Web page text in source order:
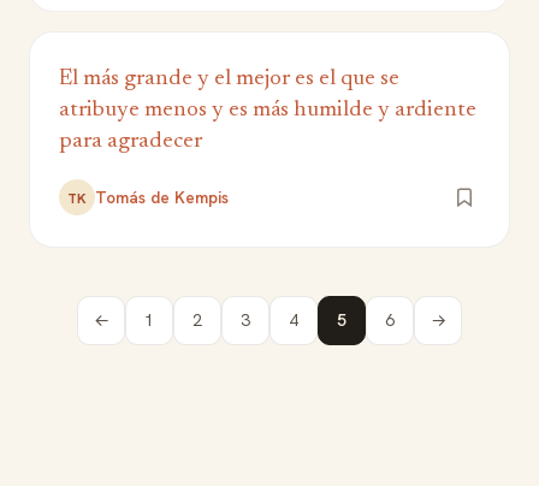
El más grande y el mejor es el que se
atribuye menos y es más humilde y ardiente
para agradecer
TK Tomás de Kempis
← 1 2 3 4 5 6 →